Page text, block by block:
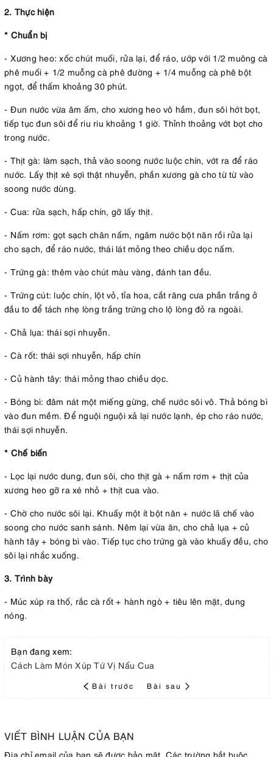
2. Thực hiện
* Chuẩn bị
- Xương heo: xốc chút muối, rửa lại, để ráo, ướp với 1/2 muông cà
phê muối + 1/2 muỗng cà phê đường + 1/4 muỗng cà phê bột
ngọt, để thấm khoảng 30 phút.
- Đun nước vừa âm ấm, cho xương heo vô hầm, đun sôi hớt bọt,
tiếp tục đun sôi để riu riu khoảng 1 giờ. Thỉnh thoảng vớt bọt cho
trong nước.
- Thịt gà: làm sạch, thả vào soong nước luộc chín, vớt ra để ráo
nước. Lấy thịt xé sợi thật nhuyễn, phần xương gà cho từ từ vào
soong nước dùng.
- Cua: rửa sạch, hấp chín, gỡ lấy thịt.
- Nấm rơm: gọt sạch chân nấm, ngâm nước bột năn rồi rửa lại
cho sạch, để ráo nước, thái lát mỏng theo chiều dọc nấm.
- Trứng gà: thêm vào chút màu vàng, đánh tan đều.
- Trứng cút: luộc chín, lột vỏ, tỉa hoa, cắt răng cưa phần trắng ở
đầu to để tách nhẹ lòng trắng trứng cho lộ lòng đỏ ra ngoài.
- Chả lụa: thái sợi nhuyễn.
- Cà rốt: thái sợi nhuyễn, hấp chín
- Củ hành tây: thái mỏng thao chiều dọc.
- Bóng bì: đâm nát một miếng gừng, chế nước sôi vô. Thả bóng bì
vào đun mềm. Để nguội nguội xả lại nước lạnh, ép cho ráo nước,
thái sợi nhuyễn.
* Chế biến
- Lọc lại nước dung, đun sôi, cho thịt gà + nấm rơm + thịt của
xương heo gỡ ra xé nhỏ + thịt cua vào.
- Chờ cho nước sôi lại. Khuấy một ít bột năn + nước lã chế vào
soong cho nước sanh sánh. Nêm lại vừa ăn, cho chả lụa + củ
hành tây + bóng bì vào. Tiếp tục cho trứng gà vào khuấy đều, cho
sôi lại nhắc xuống.
3. Trình bày
- Múc xúp ra thố, rắc cà rốt + hành ngò + tiêu lên mặt, dung
nóng.
Bạn đang xem:
Cách Làm Món Xúp Tứ Vị Nấu Cua
Bài trước Bài sau
VIẾT BÌNH LUẬN CỦA BẠN
Địa chỉ email của bạn sẽ được bảo mật. Các trường bắt buộc